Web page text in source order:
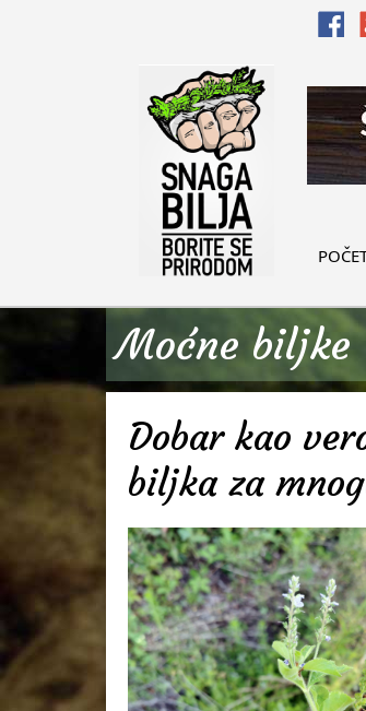
Moćne biljke
Dobar kao
biljka za